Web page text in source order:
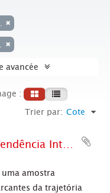
avancée
:
Trier par: Cote
Democracia Socialista – Tendência Interna do PT (jornal Em Tempo)
amostra
da trajetória